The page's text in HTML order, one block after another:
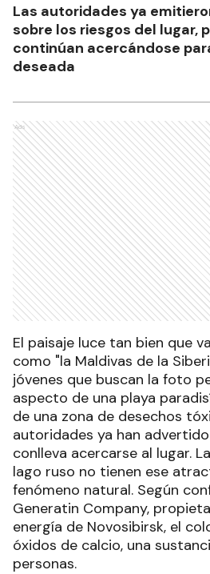
Las autoridades ya
sobre los riesgos del lugar,
continúan acercándose
deseada
Ads
El paisaje luce tan bien que
como "la Maldivas de la
jóvenes que buscan la foto
aspecto de una playa
de una zona de desechos
autoridades ya han
conlleva acercarse al lugar.
lago ruso no tienen ese
fenómeno natural. Según
Generatin Company,
energía de Novosibirsk, el
óxidos de calcio, una
personas.